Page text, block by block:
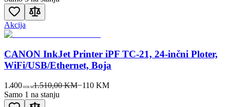
Akcija
CANON InkJet Printer iPF TC-21, 24-inčni Ploter,
WiFi/USB/Ethernet, Boja
1.400 00KM1.510,00 KM−110KM
Samo 1 na stanju